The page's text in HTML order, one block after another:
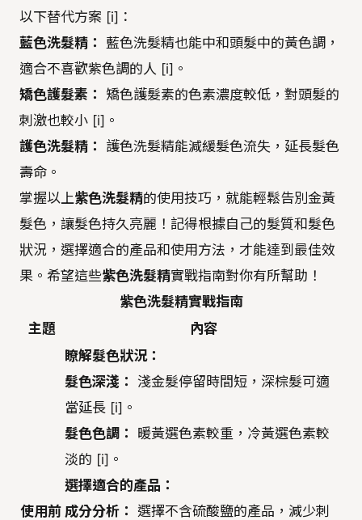
以下替代方案 [i]：
藍色洗髮精：
藍色洗髮精也能中和頭髮中的黃色調，
適合不喜歡紫色調的人 [i]。
矯色護髮素：
矯色護髮素的色素濃度較低，對頭髮的
刺激也較小 [i]。
護色洗髮精：
護色洗髮精能減緩髮色流失，延長髮色
壽命。
掌握以上紫色洗髮精的使用技巧，就能輕鬆告別金黃
髮色，讓髮色持久亮麗！記得根據自己的髮質和髮色
狀況，選擇適合的產品和使用方法，才能達到最佳效
果。希望這些紫色洗髮精實戰指南對你有所幫助！
紫色洗髮精實戰指南
主題
內容
使用前
瞭解髮色狀況：
髮色深淺： 淺金髮停留時間短，深棕髮可適
當延長 [i]。
髮色色調：
暖黃選色素較重，冷黃選色素較
淡的 [i]。
選擇適合的產品：
成分分析：
選擇不含硫酸鹽的產品，減少刺